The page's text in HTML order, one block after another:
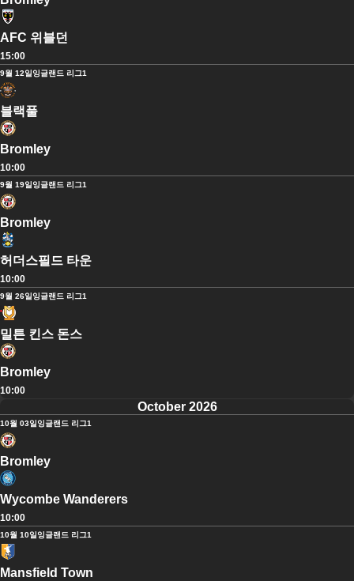
AFC 위블던
15:00
9월 12일 잉글랜드 리그1
블랙풀
Bromley
10:00
9월 19일 잉글랜드 리그1
Bromley
허더스필드 타운
10:00
9월 26일 잉글랜드 리그1
밀튼 킨스 돈스
Bromley
10:00
October 2026
10월 03일 잉글랜드 리그1
Bromley
Wycombe Wanderers
10:00
10월 10일 잉글랜드 리그1
Mansfield Town